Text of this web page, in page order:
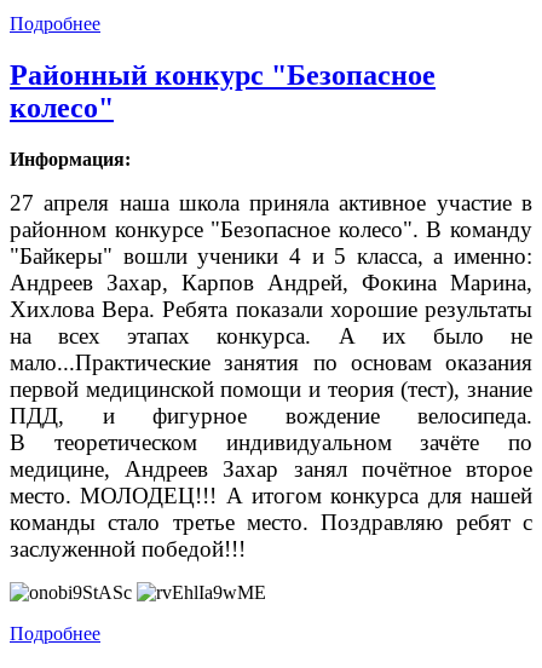
Подробнее
Районный конкурс "Безопасное
колесо"
Информация:
27 апреля наша школа приняла активное участие в
районном конкурсе "Безопасное колесо". В команду
"Байкеры" вошли ученики 4 и 5 класса, а именно:
Андреев Захар, Карпов Андрей, Фокина Марина,
Хихлова Вера. Ребята показали хорошие результаты
на всех этапах конкурса. А их было не
мало...Практические занятия по основам оказания
первой медицинской помощи и теория (тест), знание
ПДД, и фигурное вождение велосипеда.
В теоретическом индивидуальном зачёте по
медицине, Андреев Захар занял почётное второе
место. МОЛОДЕЦ!!! А итогом конкурса для нашей
команды стало третье место. Поздравляю ребят с
заслуженной победой!!!
Подробнее